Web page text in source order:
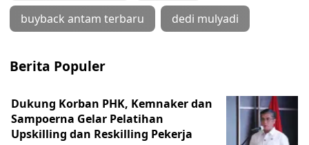
buyback antam terbaru dedi mulyadi
Berita Populer
Dukung Korban PHK, Kemnaker dan
Sampoerna Gelar Pelatihan
Upskilling dan Reskilling Pekerja